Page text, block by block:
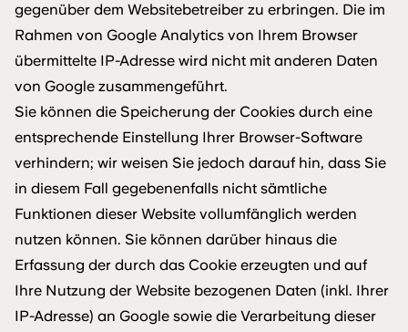
gegenüber dem Websitebetreiber zu erbringen. Die im
Rahmen von Google Analytics von Ihrem Browser
übermittelte IP-Adresse wird nicht mit anderen Daten
von Google zusammengeführt.
Sie können die Speicherung der Cookies durch eine
entsprechende Einstellung Ihrer Browser-Software
verhindern; wir weisen Sie jedoch darauf hin, dass Sie
in diesem Fall gegebenenfalls nicht sämtliche
Funktionen dieser Website vollumfänglich werden
nutzen können. Sie können darüber hinaus die
Erfassung der durch das Cookie erzeugten und auf
Ihre Nutzung der Website bezogenen Daten (inkl. Ihrer
IP-Adresse) an Google sowie die Verarbeitung dieser